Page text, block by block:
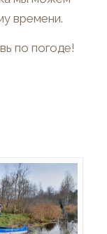
времени.
по погоде!